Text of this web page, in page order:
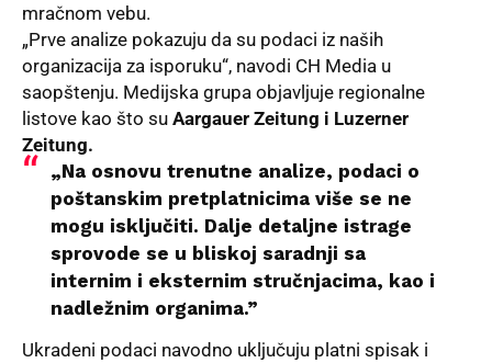
mračnom vebu.
„Prve analize pokazuju da su podaci iz naših
organizacija za isporuku“, navodi CH Media u
saopštenju. Medijska grupa objavljuje regionalne
listove kao što su Aargauer Zeitung i Luzerner
Zeitung.
„Na osnovu trenutne analize, podaci o
poštanskim pretplatnicima više se ne
mogu isključiti. Dalje detaljne istrage
sprovode se u bliskoj saradnji sa
internim i eksternim stručnjacima, kao i
nadležnim organima.”
Ukradeni podaci navodno uključuju platni spisak i